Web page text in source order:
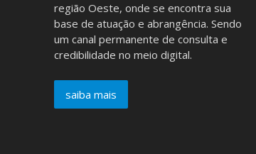
região Oeste, onde se encontra sua
base de atuação e abrangência. Sendo
um canal permanente de consulta e
credibilidade no meio digital.
saiba mais